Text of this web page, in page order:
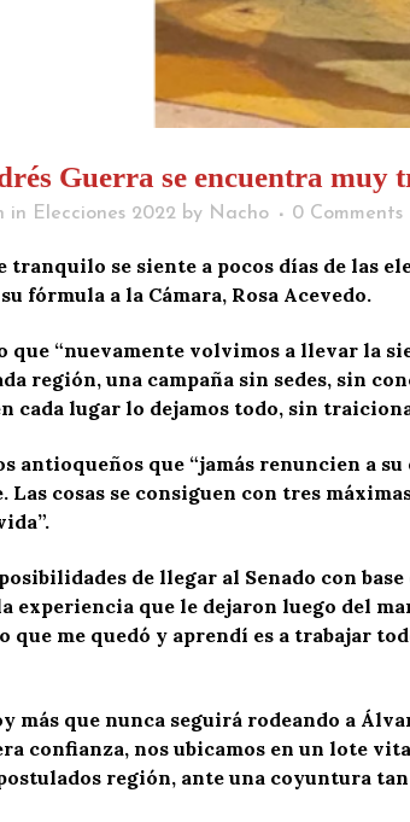
Guerra se encuentra muy
in Elecciones 2022 by Nacho 0 Comments
tranquilo se siente a pocos días de las
fórmula a la Cámara, Rosa Acevedo.
que “nuevamente volvimos a llevar la
región, una campaña sin sedes, sin
cada lugar lo dejamos todo, sin
antioqueños que “jamás renuncien a
Las cosas se consiguen con tres
de llegar al Senado con
experiencia que le dejaron luego del
que me quedó y aprendí es a trabajar
más que nunca seguirá rodeando a
confianza, nos ubicamos en un lote
región, ante una coyuntura